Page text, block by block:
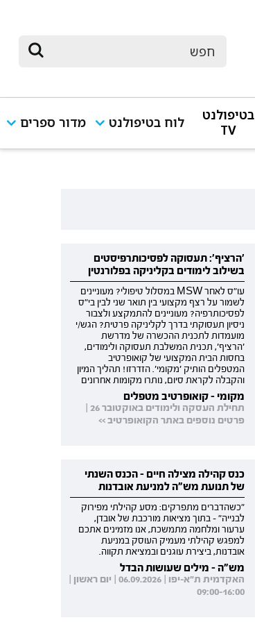
בטיפולנט
TV
לוח בטיפולנט מדור ספרים
'הרציף': תעסוקה לפסיכותרפיסטים
בשילוב לימודים בקליניקה בפלורנטין
עו"ס לאחר MSW במסלול טיפולי? מעוניינים
לשמור על רצף מקצועי בין תואר שני לבין בי"ס
לפסיכותרפיה? מעוניינים להתמקצע ולצבור
ניסיון תעסוקתי בדרך לקליניקה פרטית? הגש/י
מועמדות לתכנית ההכשרה של מדרשת
'הרציף', תכנית המשלבת תעסוקה ולימודים,
בחסות הבית המקצועי של קואופרטיב
המטפלים הותיק 'מקומי'. הזדרזו! תהליך המיון
והקבלה לקראת סיום, נותרו מקומות אחרונים
מקומי - קואופרטיב מטפלים
תחילת העסקה ולימודים באוקטובר 26 |
פרטים נוספים באתר הקואופרטיב >>
כנס קהילה מצילה חיים - הכנס השנתי
של תנועת מש"ה למניעת אובדנות
"כשהדברים מתפרקים: מסע קהילתי מפירוק
לבנייה" - בתוך מציאות מורכבת של אובדן,
ערעור ומלחמה מתמשכת, אנו מזמינים אתכם
למפגש קהילתי מעמיק העוסק במניעת
אובדנות, ביצירת עוגנים ובמציאת תקווה.
מש"ה - מילים שעושות הבדל
האקדמית ת"א-יפו | 06.09.2026 | יום ראשון |
09:00-16:00